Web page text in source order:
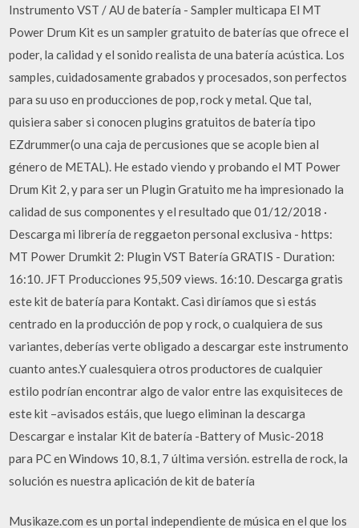
Instrumento VST / AU de batería - Sampler multicapa El MT
Power Drum Kit es un sampler gratuito de baterías que ofrece el
poder, la calidad y el sonido realista de una batería acústica. Los
samples, cuidadosamente grabados y procesados, son perfectos
para su uso en producciones de pop, rock y metal. Que tal,
quisiera saber si conocen plugins gratuitos de batería tipo
EZdrummer(o una caja de percusiones que se acople bien al
género de METAL). He estado viendo y probando el MT Power
Drum Kit 2, y para ser un Plugin Gratuito me ha impresionado la
calidad de sus componentes y el resultado que 01/12/2018 ·
Descarga mi librería de reggaeton personal exclusiva - https:
MT Power Drumkit 2: Plugin VST Batería GRATIS - Duration:
16:10. JFT Producciones 95,509 views. 16:10. Descarga gratis
este kit de batería para Kontakt. Casi diríamos que si estás
centrado en la producción de pop y rock, o cualquiera de sus
variantes, deberías verte obligado a descargar este instrumento
cuanto antes.Y cualesquiera otros productores de cualquier
estilo podrían encontrar algo de valor entre las exquisiteces de
este kit –avisados estáis, que luego eliminan la descarga
Descargar e instalar Kit de batería -Battery of Music-2018
para PC en Windows 10, 8.1, 7 última versión. estrella de rock, la
solución es nuestra aplicación de kit de batería
Musikaze.com es un portal independiente de música en el que los